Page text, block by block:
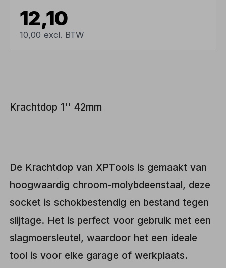
12,10
10,00 excl. BTW
Krachtdop 1'' 42mm
De Krachtdop van XPTools is gemaakt van
hoogwaardig chroom-molybdeenstaal, deze
socket is schokbestendig en bestand tegen
slijtage. Het is perfect voor gebruik met een
slagmoersleutel, waardoor het een ideale
tool is voor elke garage of werkplaats.